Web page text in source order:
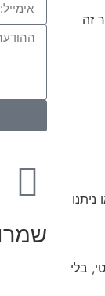
זה
בלי